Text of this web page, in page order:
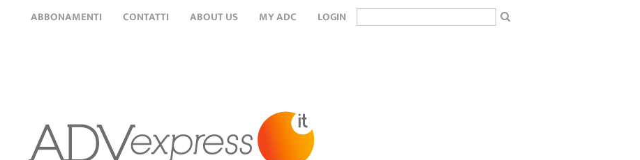
ABBONAMENTI CONTATTI ABOUT US MY ADC LOGIN